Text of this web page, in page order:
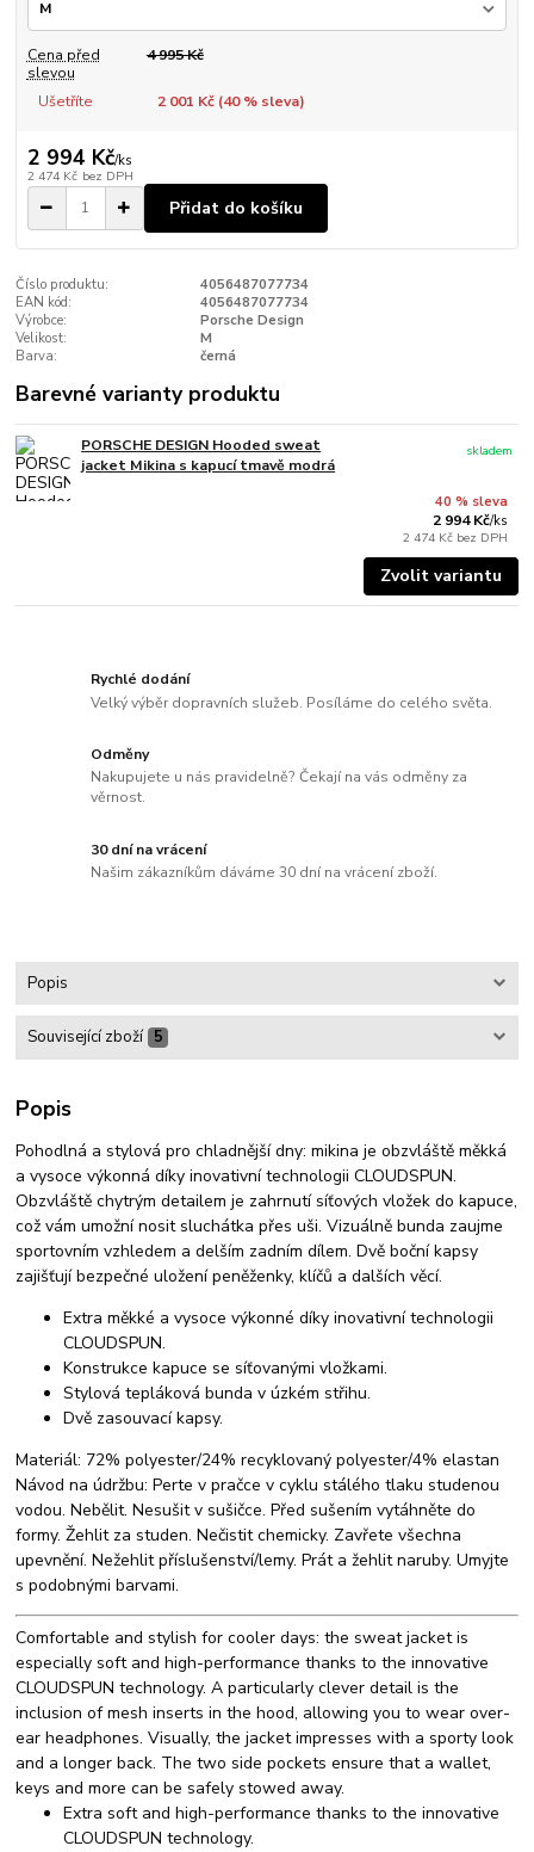
Cena před
slevou
4 995 Kč
Ušetříte 2 001 Kč (40% sleva)
2 994 Kč/ks
2 474 Kč bez DPH
Přidat do košíku
Číslo produktu:
4056487077734
EAN kód:
4056487077734
Výrobce:
Porsche Design
Velikost:
M
Barva:
černá
Barevné varianty produktu
PORSCHE DESIGN Hooded sweat
jacket Mikina s kapucí tmavě modrá
40 % sleva
2 994 Kč/ks
2 474 Kč bez DPH
skladem
Zvolit variantu
Rychlé dodání
Velký výběr dopravních služeb. Posíláme do celého světa.
Odměny
Nakupujete u nás pravidelně? Čekají na vás odměny za
věrnost.
30 dní na vrácení
Našim zákazníkům dáváme 30 dní na vrácení zboží.
Popis
Související zboží 5
Popis
Pohodlná a stylová pro chladnější dny: mikina je obzvláště měkká
a vysoce výkonná díky inovativní technologii CLOUDSPUN.
Obzvláště chytrým detailem je zahrnutí síťových vložek do kapuce,
což vám umožní nosit sluchátka přes uši. Vizuálně bunda zaujme
sportovním vzhledem a delším zadním dílem. Dvě boční kapsy
zajišťují bezpečné uložení peněženky, klíčů a dalších věcí.
Extra měkké a vysoce výkonné díky inovativní technologii
CLOUDSPUN.
Konstrukce kapuce se síťovanými vložkami.
Stylová tepláková bunda v úzkém střihu.
Dvě zasouvací kapsy.
Materiál: 72% polyester/24% recyklovaný polyester/4% elastan
Návod na údržbu: Perte v pračce v cyklu stálého tlaku studenou
vodou. Nebělit. Nesušit v sušičce. Před sušením vytáhněte do
formy. Žehlit za studen. Nečistit chemicky. Zavřete všechna
upevnění. Nežehlit příslušenství/lemy. Prát a žehlit naruby. Umyjte
s podobnými barvami.
Comfortable and stylish for cooler days: the sweat jacket is
especially soft and high-performance thanks to the innovative
CLOUDSPUN technology. A particularly clever detail is the
inclusion of mesh inserts in the hood, allowing you to wear over-
ear headphones. Visually, the jacket impresses with a sporty look
and a longer back. The two side pockets ensure that a wallet,
keys and more can be safely stowed away.
Extra soft and high-performance thanks to the innovative
CLOUDSPUN technology.